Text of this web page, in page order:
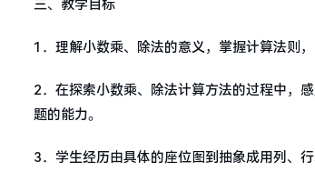
三、教学目标
1．理解小数乘、除法的意义，掌握计算法则
2．在探索小数乘、除法计算方法的过程中，
题的能力。
3．学生经历由具体的座位图到抽象成用列、